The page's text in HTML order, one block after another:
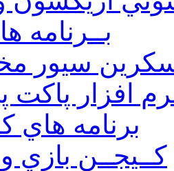
بــرنامه
سيور
افزار
برنامه هاي
كــيجــن بازي